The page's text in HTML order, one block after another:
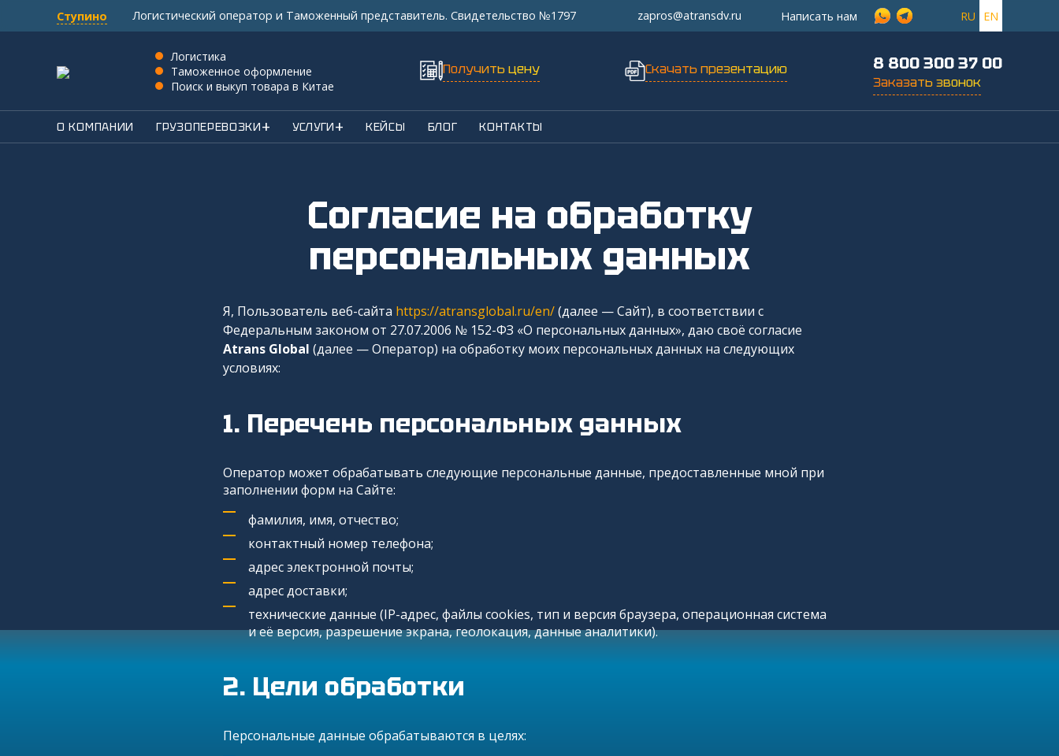
Ступино Логистический оператор и Таможенный представитель. Свидетельство №1797 zapros@atransdv.ru Написать нам RU EN
Логистика
Таможенное оформление
Поиск и выкуп товара в Китае
Получить цену Скачать презентацию 8 800 300 37 00
Заказать звонок
О КОМПАНИИ ГРУЗОПЕРЕВОЗКИ УСЛУГИ КЕЙСЫ БЛОГ КОНТАКТЫ
Перевозки автотранспортом из Китая
Авиаперевозки из Китая
Железнодорожные перевозки из Китая
Контейнерные перевозки из Китая
Сборные грузы из Китая
Закупка и поставка товаров из Китая
Поиск поставщика в Китае
Согласие на обработку
персональных данных
Я, Пользователь веб-сайта https://atransglobal.ru/en/(далее — Сайт), в соответствии с
Федеральным законом от 27.07.2006 № 152-ФЗ «О персональных данных», даю своё согласие
Atrans Global (далее — Оператор) на обработку моих персональных данных на следующих
условиях:
Перечень персональных данных
Оператор может обрабатывать следующие персональные данные, предоставленные мной при
заполнении форм на Сайте:
фамилия, имя, отчество;
контактный номер телефона;
адрес электронной почты;
адрес доставки;
технические данные (IP-адрес, файлы cookies, тип и версия браузера, операционная система
и её версия, разрешение экрана, геолокация, данные аналитики).
Цели обработки
Персональные данные обрабатываются в целях: